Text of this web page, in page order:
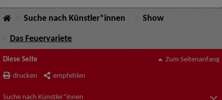
Suche nach Künstler*innen Show
Das Feuervariete
Diese Seite
drucken empfehlen
Zum Seitenanfang
Suche nach Künstler*innen